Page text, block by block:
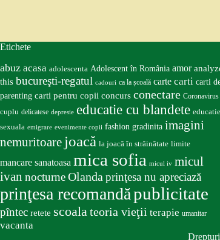
Etichete
abuz acasa adolescenta Adolescent în România amor
this bucureşti-regatul cadouri ca la școală carte carti carti
parenting carti pentru copii concurs conectare Coronavirus
cuplu delicatese depresie educatie cu blandete educatie
sexuala emigrare evenimente copii fashion gradinita imagini
nemuritoare joacă la joacă în străinătate limite
mancare sanatoasa mica sofia micul iv micul
ivan nocturneOlanda prinţesa nu apreciază
prinţesa recomandăpublicitate
pîntec retete scoalateoria vieţii terapie umanitar
vacanta